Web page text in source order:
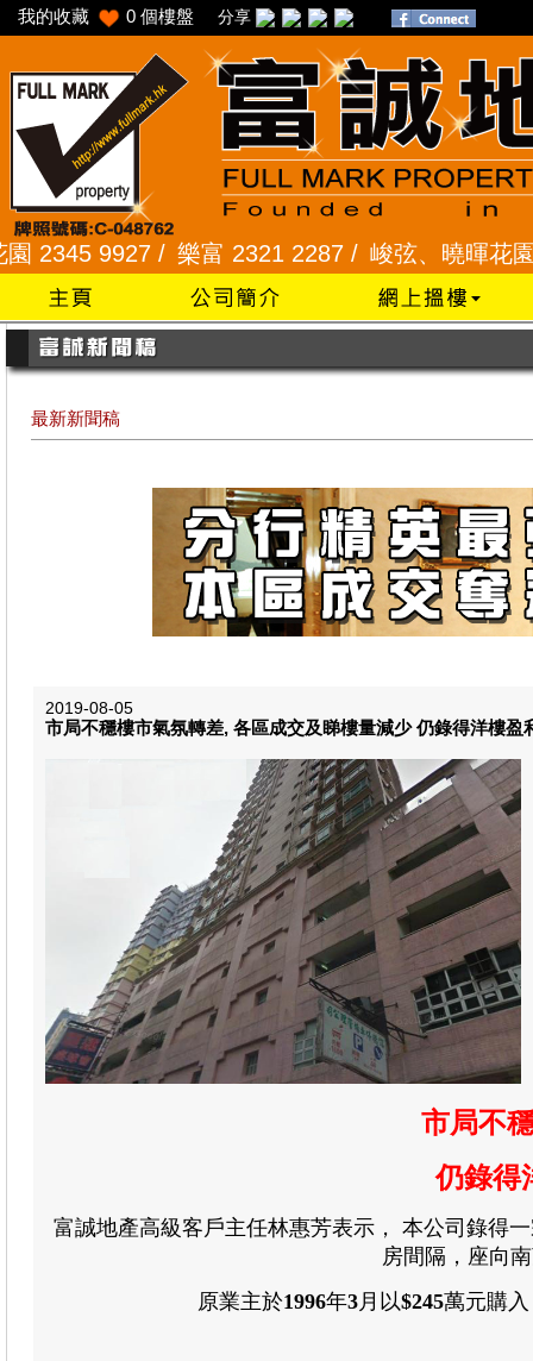
我的收藏 0 個樓盤 分享
9927 /樂富 2321 2287 / 峻弦、曉暉花園 2345
最新新聞稿
2019-08-05
市局不穩樓市氣氛轉差, 各區成交及睇樓量減少 仍錄得洋樓盈
市局不
仍錄得
富誠地產高級客戶主任林惠芳表示， 本公司錄得
房間隔，座向
原業主於1996年3月 以$245萬元購入